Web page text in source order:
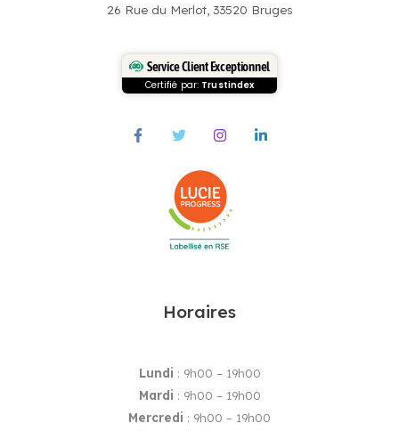
26 Rue du Merlot, 33520 Bruges
Service Client Exceptionnel
Certifié par: Trustindex
Horaires
Lundi : 9h00 – 19h00
Mardi : 9h00 – 19h00
Mercredi : 9h00 – 19h00